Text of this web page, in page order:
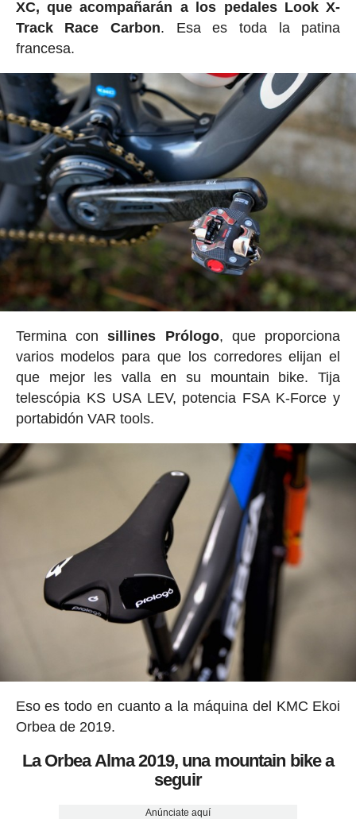
XC, que acompañarán a los pedales Look X-
Track Race Carbon. Esa es toda la patina
francesa.
Termina consillines Prólogo, que proporciona
varios modelos para que los corredores elijan el
que mejor les valla en su mountain bike. Tija
telescópia KS USA LEV, potencia FSA K-Force y
portabidón VAR tools.
Eso es todo en cuanto a la máquina del KMC Ekoi
Orbea de 2019.
La Orbea Alma 2019, una mountain bike a
seguir
Anúnciate aquí